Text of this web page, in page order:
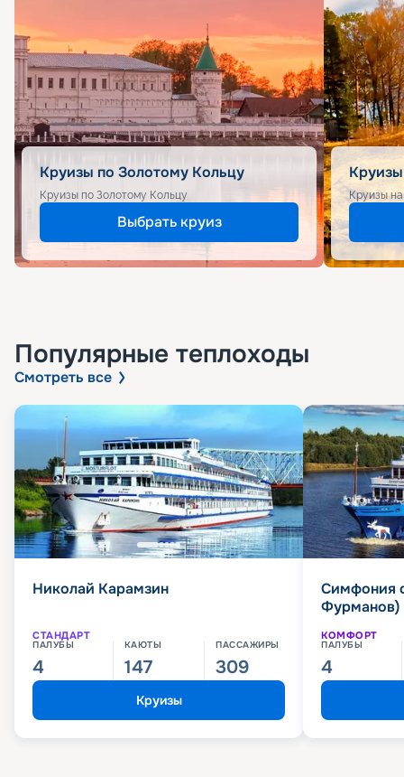
Круизы по Золотому Кольцу
Круизы по Золотому Кольцу
Выбрать круиз
Круизы
Популярные теплоходы
Смотреть все
Николай Карамзин
СТАНДАРТ
ПАЛУБЫ
4
КАЮТЫ
147
ПАССАЖИРЫ
309
Круизы
Симфония
Фурманов)
КОМФОРТ
ПАЛУБЫ
4